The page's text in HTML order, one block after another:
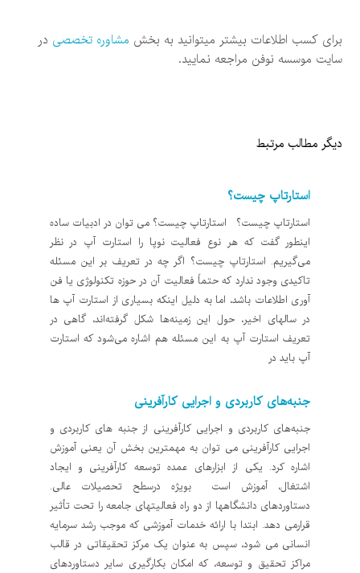
برای کسب اطلاعات بیشتر میتوانید به بخش مشاوره تخصصی در
سایت موسسه نوفن مراجعه نمایید.
دیگر مطالب مرتبط
استارتاپ چیست؟
استارتاپ چیست؟ استارتاپ چیست؟ می توان در ادبیات ساده
اینطور گفت که هر نوع فعالیت نوپا را استارت آپ در نظر
می‌گیریم. استارتاپ چیست؟ اگر چه در تعریف بر این مسئله
تاکیدی وجود ندارد که حتماً فعالیت آن در حوزه تکنولوژی یا فن
آوری اطلاعات باشد، اما به دلیل اینکه بسیاری از استارت آپ ها
در سالهای اخیر، حول این زمینه‌ها شکل گرفته‌اند، گاهی در
تعریف استارت آپ به این مسئله هم اشاره می‌شود که استارت
آپ باید در
جنبه‌های کاربردی و اجرایی کارآفرینی
جنبه‌های کاربردی و اجرایی کارآفرینی از جنبه های کاربردی و
اجرایی کارآفرینی می توان به مهمترین بخش آن یعنی آموزش
اشاره کرد. یکی از ابزارهای عمده توسعه کارآفرینی و ایجاد
اشتغال، آموزش است بویژه درسطح تحصیلات عالی.
دستاوردهای دانشگاهها از دو راه فعالیتهای جامعه را تحت تأثیر
قرارمی دهد. ابتدا با ارائه خدمات آموزشی که موجب رشد سرمایه
انسانی می شود، سپس به عنوان یک مرکز تحقیقاتی در قالب
مراکز تحقیق و توسعه، که امکان بکارگیری سایر دستاوردهای